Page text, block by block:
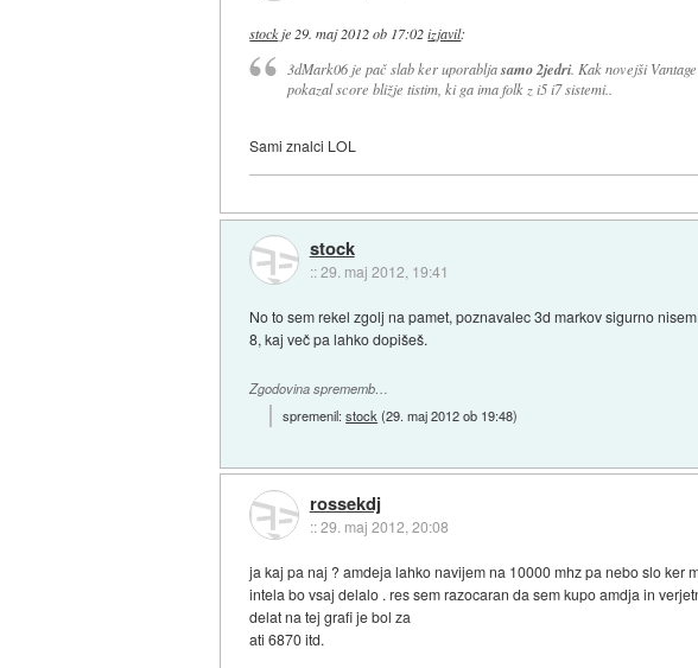
stockje 29. maj 2012 ob 17:02 izjavil:
3dMark06 je pač slab ker uporabljasamo 2jedri. Kak novejši
pokazal score bližje tistim, ki ga ima folk z i5 i7 sistemi..
Sami znalci LOL
stock
::29. maj 2012, 19:41
No to sem rekel zgolj na pamet, poznavalec 3d markov sigurno
8, kaj več pa lahko dopišeš.
Zgodovina sprememb…
spremenil:stock (29. maj 2012 ob 19:48)
rossekdj
::29. maj 2012, 20:08
ja kaj pa naj ? amdeja lahko navijem na 10000 mhz pa nebo slo ker
intela bo vsaj delalo . res sem razocaran da sem kupo amdja in
delat na tej grafi je bol za
ati 6870 itd.